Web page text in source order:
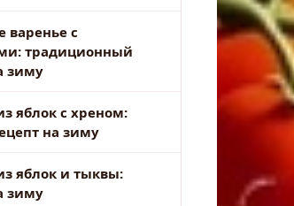
варенье с
традиционный
зиму
яблок с хреном:
на зиму
яблок и тыквы:
зиму